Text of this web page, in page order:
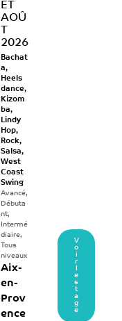
ET
AOÛ
2026
Bachat
a,
Heels
dance,
Kizom
ba,
Lindy
Hop,
Rock,
Salsa,
West
Coast
Swing
Avancé,
Débuta
nt,
Intermé
diaire,
Tous
niveaux
Aix-
en-
Prov
ence
V
o
i
r
e
s
t
a
g
e